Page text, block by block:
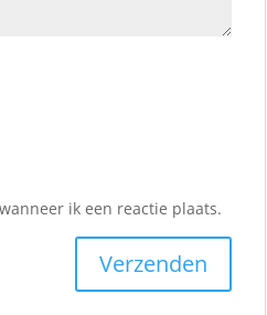
ik een reactie plaats.